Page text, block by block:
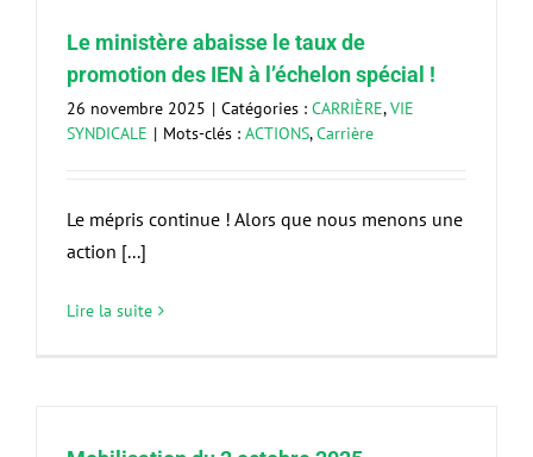
Le ministère abaisse le taux de
promotion des IEN à l’échelon spécial !
26 novembre 2025 | Catégories : CARRIÈRE,VIE
SYNDICALE | Mots-clés : ACTIONS,Carrière
Le mépris continue ! Alors que nous menons une
action [...]
Lire la suite